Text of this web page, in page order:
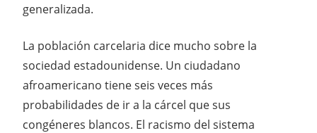
generalizada.
La población carcelaria dice mucho sobre la
sociedad estadounidense. Un ciudadano
afroamericano tiene seis veces más
probabilidades de ir a la cárcel que sus
congéneres blancos. El racismo del sistema